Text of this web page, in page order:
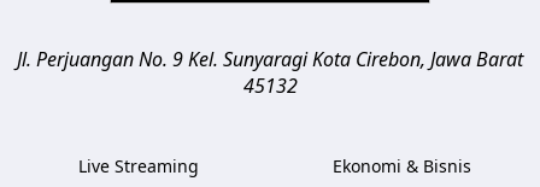
Jl. Perjuangan No. 9 Kel. SunyaragiKota Cirebon, Jawa Barat
45132
Live Streaming
Ekonomi & Bisnis